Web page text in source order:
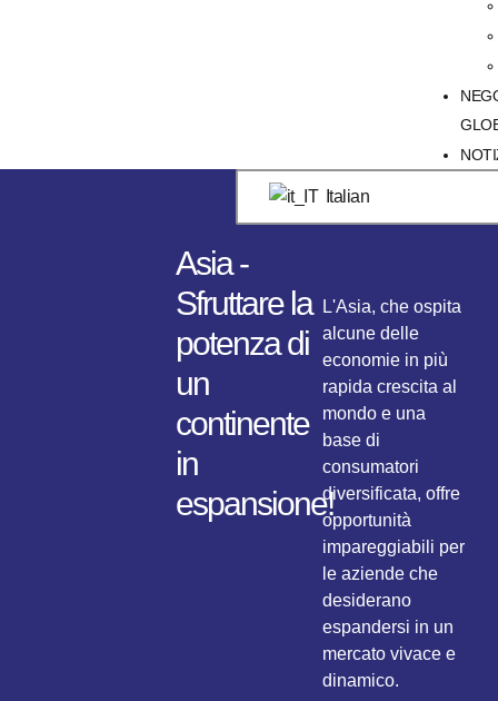
Italian
Asia -
Sfruttare la
potenza di
un
continente
in
espansione!
L'Asia, che ospita
alcune delle
economie in più
rapida crescita al
mondo e una
base di
consumatori
diversificata, offre
opportunità
impareggiabili per
le aziende che
desiderano
espandersi in un
mercato vivace e
dinamico.